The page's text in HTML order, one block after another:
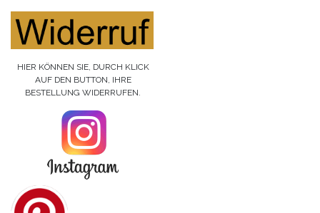
HIER KÖNNEN SIE, DURCH KLICK
AUF DEN BUTTON, IHRE
BESTELLUNG WIDERRUFEN.